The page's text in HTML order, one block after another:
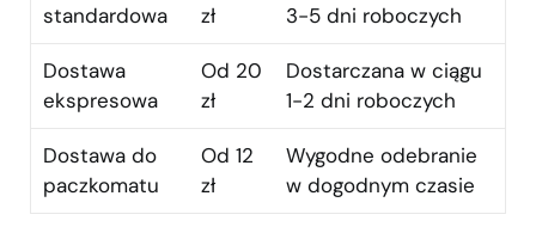
standardowa
zł
3-5 dni roboczych
Dostawa
ekspresowa
Od 20
zł
Dostarczana w ciągu
1-2 dni roboczych
Dostawa do
paczkomatu
Od 12
zł
Wygodne odebranie
w dogodnym czasie